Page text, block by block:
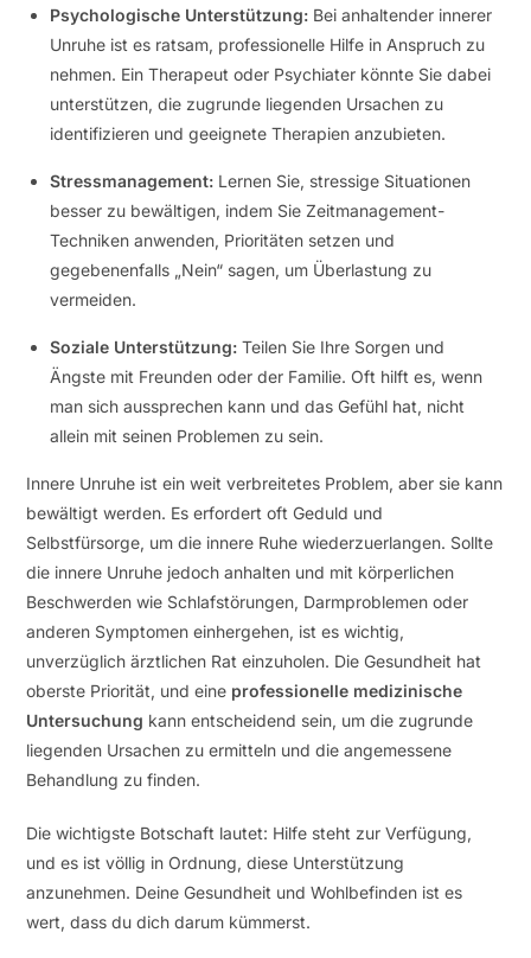
Psychologische Unterstützung: Bei anhaltender innerer
Unruhe ist es ratsam, professionelle Hilfe in Anspruch zu
nehmen. Ein Therapeut oder Psychiater könnte Sie dabei
unterstützen, die zugrunde liegenden Ursachen zu
identifizieren und geeignete Therapien anzubieten.
Stressmanagement: Lernen Sie, stressige Situationen
besser zu bewältigen, indem Sie Zeitmanagement-
Techniken anwenden, Prioritäten setzen und
gegebenenfalls „Nein“ sagen, um Überlastung zu
vermeiden.
Soziale Unterstützung:Teilen Sie Ihre Sorgen und
Ängste mit Freunden oder der Familie. Oft hilft es, wenn
man sich aussprechen kann und das Gefühl hat, nicht
allein mit seinen Problemen zu sein.
Innere Unruhe ist ein weit verbreitetes Problem, aber sie kann
bewältigt werden. Es erfordert oft Geduld und
Selbstfürsorge, um die innere Ruhe wiederzuerlangen. Sollte
die innere Unruhe jedoch anhalten und mit körperlichen
Beschwerden wie Schlafstörungen, Darmproblemen oder
anderen Symptomen einhergehen, ist es wichtig,
unverzüglich ärztlichen Rat einzuholen. Die Gesundheit hat
oberste Priorität, und eine professionelle medizinische
Untersuchung kann entscheidend sein, um die zugrunde
liegenden Ursachen zu ermitteln und die angemessene
Behandlung zu finden.
Die wichtigste Botschaft lautet: Hilfe steht zur Verfügung,
und es ist völlig in Ordnung, diese Unterstützung
anzunehmen. Deine Gesundheit und Wohlbefinden ist es
wert, dass du dich darum kümmerst.